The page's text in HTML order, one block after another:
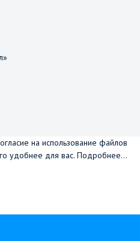
на использование файлов
удобнее для вас. Подробнее...